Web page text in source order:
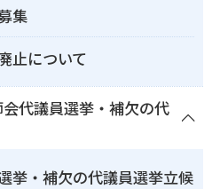
集
止について
代議員選挙・補欠の代
挙・補欠の代議員選挙立候